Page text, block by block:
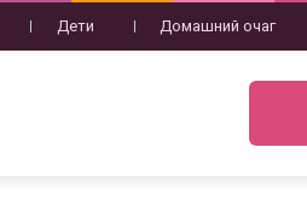
Дети Домашний очаг